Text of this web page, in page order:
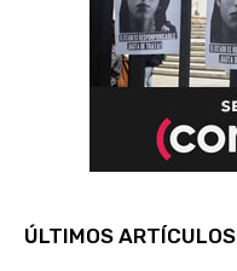
ÚLTIMOS ARTÍCULOS